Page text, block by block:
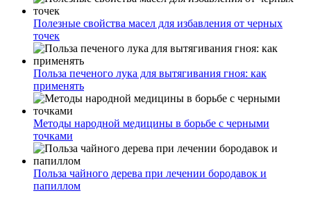
Полезные свойства масел для избавления от черных
точек
Польза печеного лука для вытягивания гноя: как
применять
Методы народной медицины в борьбе с черными
точками
Польза чайного дерева при лечении бородавок и
папиллом